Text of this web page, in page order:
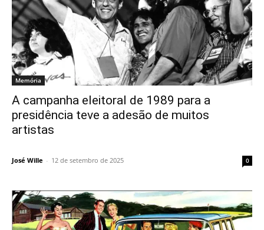
Memória
A campanha eleitoral de 1989 para a
presidência teve a adesão de muitos
artistas
José Wille - 12 de setembro de 2025 0